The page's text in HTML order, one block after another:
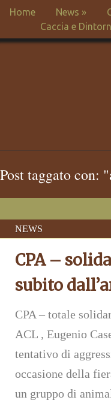
Home News »
Caccia e
Post taggato con:
NEWS
CPA –
subito
CPA – totale
ACL , Eugenio
tentativo di
occasione della
un gruppo di